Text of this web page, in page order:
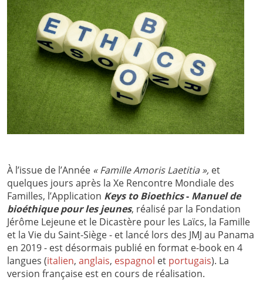
À l’issue de l’Année « Famille Amoris Laetitia », et
quelques jours après la Xe Rencontre Mondiale des
Familles, l’Application Keys to Bioethics- Manuel de
bioéthique pour les jeunes, réalisé par la Fondation
Jérôme Lejeune et le Dicastère pour les Laïcs, la Famille
et la Vie du Saint-Siège - et lancé lors des JMJ au Panama
en 2019 - est désormais publié en format e-book en 4
langues (italien, anglais, espagnol et portugais). La
version française est en cours de réalisation.